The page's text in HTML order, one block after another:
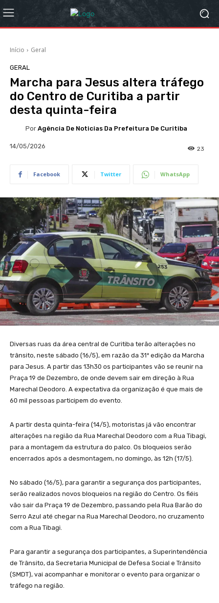
Início Geral
GERAL
Marcha para Jesus altera tráfego
do Centro de Curitiba a partir
desta quinta-feira
Por Agência De Noticias Da Prefeitura De Curitiba
14/05/2026 23
Facebook Twitter WhatsApp
Diversas ruas da área central de Curitiba terão alterações no
trânsito, neste sábado (16/5), em razão da 31ª edição da Marcha
para Jesus. A partir das 13h30 os participantes vão se reunir na
Praça 19 de Dezembro, de onde devem sair em direção à Rua
Marechal Deodoro. A expectativa da organização é que mais de
60 mil pessoas participem do evento.
A partir desta quinta-feira (14/5), motoristas já vão encontrar
alterações na região da Rua Marechal Deodoro com a Rua Tibagi,
para a montagem da estrutura do palco. Os bloqueios serão
encerrados após a desmontagem, no domingo, às 12h (17/5).
No sábado (16/5), para garantir a segurança dos participantes,
serão realizados novos bloqueios na região do Centro. Os fiéis
vão sair da Praça 19 de Dezembro, passando pela Rua Barão do
Serro Azul até chegar na Rua Marechal Deodoro, no cruzamento
com a Rua Tibagi.
Para garantir a segurança dos participantes, a Superintendência
de Trânsito, da Secretaria Municipal de Defesa Social e Trânsito
(SMDT), vai acompanhar e monitorar o evento para organizar o
tráfego na região.